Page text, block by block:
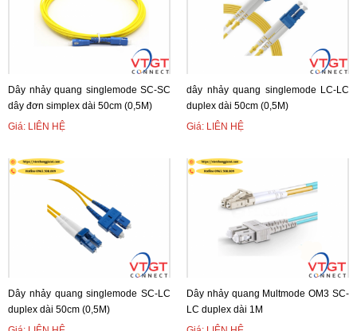
Dây nhảy quang singlemode SC-SC
dây đơn simplex dài 50cm (0,5M)
Giá: LIÊN HỆ
dây nhảy quang singlemode LC-LC
duplex dài 50cm (0,5M)
Giá: LIÊN HỆ
Dây nhảy quang singlemode SC-LC
duplex dài 50cm (0,5M)
Dây nhảy quang Multmode OM3 SC-
LC duplex dài 1M